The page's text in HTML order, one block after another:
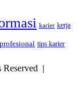
karier kerja
profesional tips karier
Reserved |